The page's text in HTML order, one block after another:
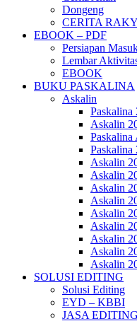
Dongeng
CERITA
EBOOK – PDF
Persiapan
Lembar
EBOOK
BUKU PASKALINA
Askalin
Paskalina
Askalin
Paskalina
Askalin
Askalin
Askalin
Askalin
Askalin
Askalin
Askalin
Askalin
Askalin
SOLUSI EDITING
Solusi Editing
EYD – KBBI
JASA